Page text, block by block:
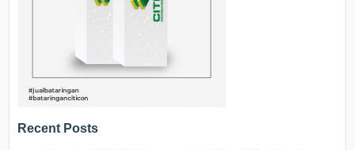
Recent Posts